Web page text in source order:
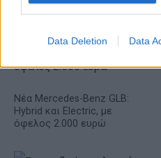
Data Deletion Data
Νέα Mercedes-Benz GLB:
Hybrid και Electric, με
όφελος 2.000 ευρώ